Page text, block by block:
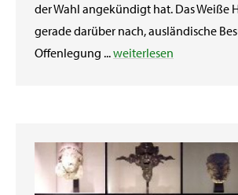
der Wahl angekündigt hat. Das Weiße
gerade darüber nach, ausländische
Offenlegung ...weiterlesen